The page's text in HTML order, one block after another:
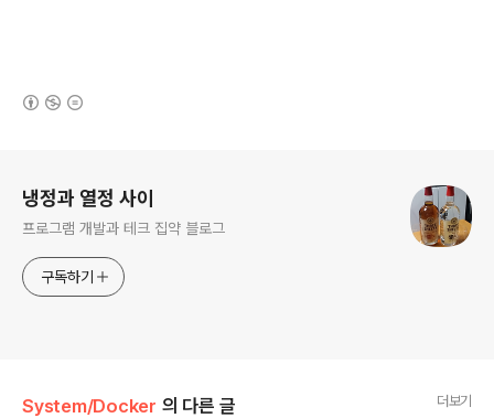
냉정과 열정 사이
프로그램 개발과 테크 집약 블로그
구독하기
System/Docker 의 다른 글 더보기